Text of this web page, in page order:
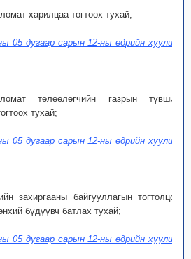
харилцаа тогтоох тухай;
05 дугаар сарын 12-ны өдрийн хуулиар
төлөөлөгчийн газрын түвшин,
тухай;
05 дугаар сарын 12-ны өдрийн хуулиар
захиргааны байгууллагын тогтолцоо,
бүдүүвч батлах тухай;
05 дугаар сарын 12-ны өдрийн хуулиар